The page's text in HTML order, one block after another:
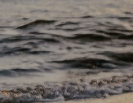
TAGEN & FEIERN